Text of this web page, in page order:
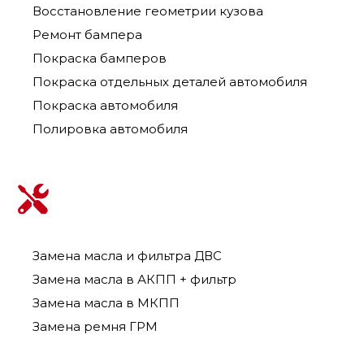
Восстановление геометрии кузова
Ремонт бампера
Покраска бамперов
Покраска отдельных деталей автомобиля
Покраска автомобиля
Полировка автомобиля
Замена масла и фильтра ДВС
Замена масла в АКПП + фильтр
Замена масла в МКПП
Замена ремня ГРМ